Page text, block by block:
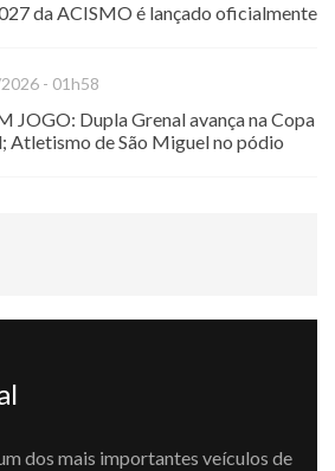
da ACISMO é lançado oficialmente
- 01h58
JOGO: Dupla Grenal avança na Copa
Atletismo de São Miguel no pódio
dos mais importantes veículos de